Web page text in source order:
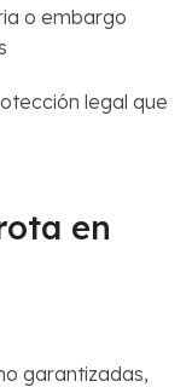
o embargo
legal que
en
garantizadas,